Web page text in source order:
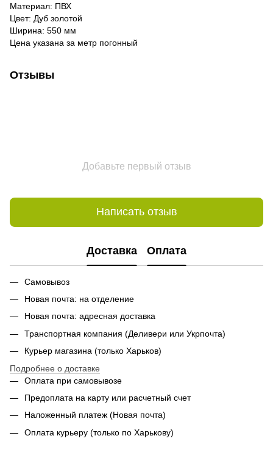
Материал: ПВХ
Цвет: Дуб золотой
Ширина: 550 мм
Цена указана за метр погонный
Отзывы
Добавьте первый отзыв
Написать отзыв
Доставка Оплата
Самовывоз
Новая почта: на отделение
Новая почта: адресная доставка
Транспортная компания (Деливери или Укрпочта)
Курьер магазина (только Харьков)
Подробнее о доставке
Оплата при самовывозе
Предоплата на карту или расчетный счет
Наложенный платеж (Новая почта)
Оплата курьеру (только по Харькову)